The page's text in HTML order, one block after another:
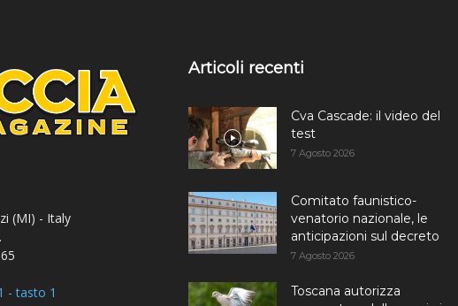
(MI) - Italy
- tasto 1
Articoli recenti
Cva Cascade: il video del
test
7 Agosto 2026
Comitato faunistico-
venatorio nazionale, le
anticipazioni sul decreto
7 Agosto 2026
Toscana autorizza